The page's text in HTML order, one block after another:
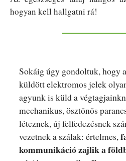
hogyan kell hallgatni rá!
Sokáig úgy gondoltuk, hogy
küldött elektromos jelek
agyunk is küld a
mechanikus, ösztönös
léteznek, új felfedezésnek
vezetnek a szálak: értelmes,
kommunikáció zajlik a